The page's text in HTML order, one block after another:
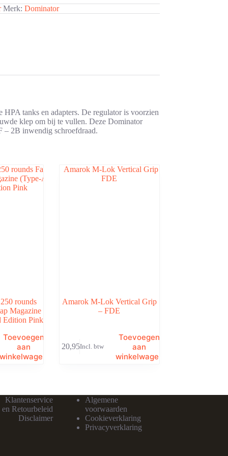
Merk:Dominator
tanks en adapters. De regulator is voorzien
klep om bij te vullen. Deze Dominator
– 2B inwendig schroefdraad.
rounds
Magazine
Edition Pink
Toevoegen
aan
winkelwagen
Amarok M-Lok Vertical Grip
– FDE
20,95Incl. btw
Toevoegen
aan
winkelwagen
Klantenservice
Retourbeleid
Disclaimer
Algemene
voorwaarden
Cookieverklaring
Privacyverklaring